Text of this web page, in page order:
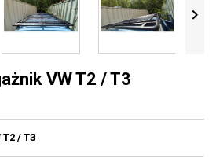

VW T2 / T3
/ T3